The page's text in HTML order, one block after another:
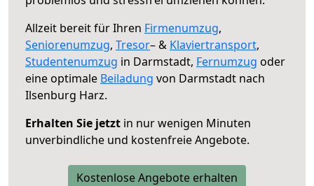
Allzeit bereit für Ihren Firmenumzug,
Seniorenumzug, Tresor– & Klaviertransport,
Studentenumzug in Darmstadt, Fernumzug oder
eine optimale Beiladung von Darmstadt nach
Ilsenburg Harz.
Erhalten Sie jetzt in nur wenigen Minuten
unverbindliche und kostenfreie Angebote.
Kostenlose Angebote erhalten